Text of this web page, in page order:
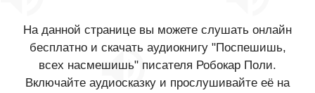
На данной странице вы можете слушать онлайн
бесплатно и скачать аудиокнигу "Поспешишь,
всех насмешишь" писателя Робокар Поли.
Включайте аудиосказку и прослушивайте её на